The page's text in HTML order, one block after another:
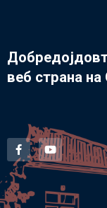
веб страна на